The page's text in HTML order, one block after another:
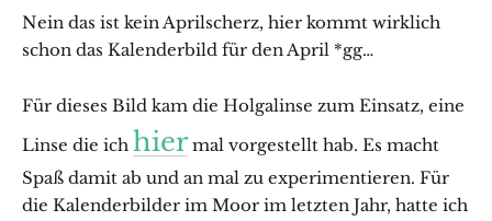
Nein das ist kein Aprilscherz, hier kommt wirklich
schon das Kalenderbild für den April *gg…
Für dieses Bild kam die Holgalinse zum Einsatz, eine
Linse die ich hiermal vorgestellt hab. Es macht
Spaß damit ab und an mal zu experimentieren. Für
die Kalenderbilder im Moor im letzten Jahr, hatte ich